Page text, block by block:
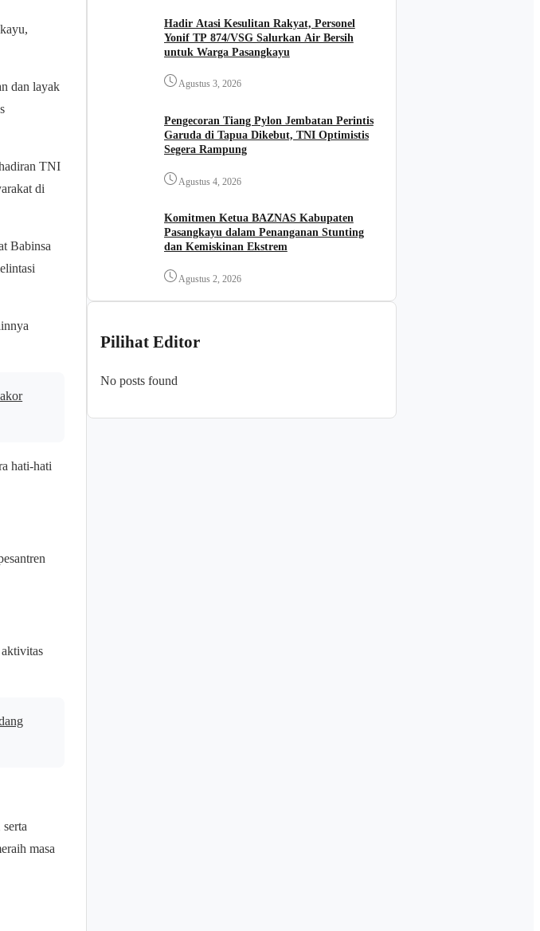
dan layak
TNI
di
Babinsa
hati-hati
aktivitas
masa
Hadir Atasi Kesulitan Rakyat, Personel
Yonif TP 874/VSG Salurkan Air Bersih
untuk Warga Pasangkayu
Agustus 3, 2026
Pengecoran Tiang Pylon Jembatan Perintis
Garuda di Tapua Dikebut, TNI Optimistis
Segera Rampung
Agustus 4, 2026
Komitmen Ketua BAZNAS Kabupaten
Pasangkayu dalam Penanganan Stunting
dan Kemiskinan Ekstrem
Agustus 2, 2026
Pilihat Editor
No posts found